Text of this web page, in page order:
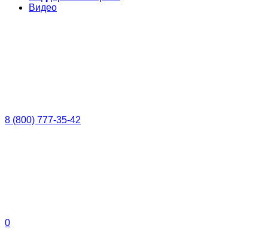
Видео
8 (800) 777-35-42
0